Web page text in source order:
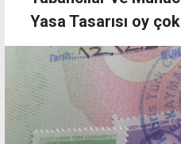
Yasa Tasarısı oy